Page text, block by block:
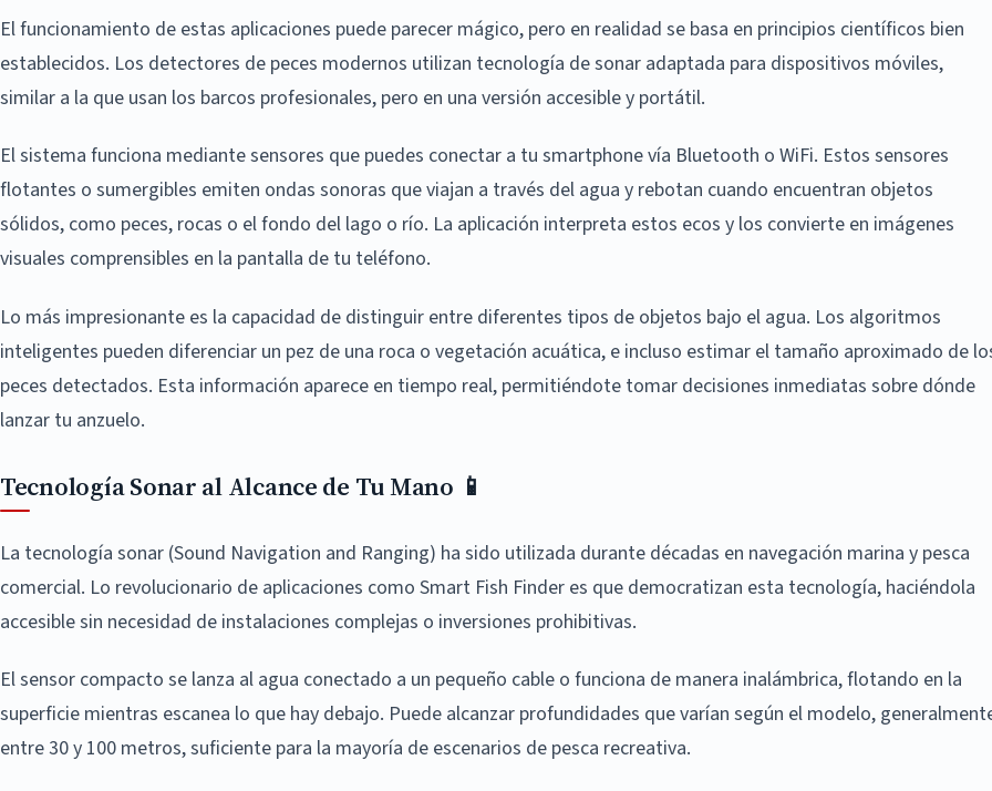
El funcionamiento de estas aplicaciones puede parecer mágico, pero en realidad se basa en principios científicos bien
establecidos. Los detectores de peces modernos utilizan tecnología de sonar adaptada para dispositivos móviles,
similar a la que usan los barcos profesionales, pero en una versión accesible y portátil.
El sistema funciona mediante sensores que puedes conectar a tu smartphone vía Bluetooth o WiFi. Estos sensores
flotantes o sumergibles emiten ondas sonoras que viajan a través del agua y rebotan cuando encuentran objetos
sólidos, como peces, rocas o el fondo del lago o río. La aplicación interpreta estos ecos y los convierte en imágenes
visuales comprensibles en la pantalla de tu teléfono.
Lo más impresionante es la capacidad de distinguir entre diferentes tipos de objetos bajo el agua. Los algoritmos
inteligentes pueden diferenciar un pez de una roca o vegetación acuática, e incluso estimar el tamaño aproximado de
peces detectados. Esta información aparece en tiempo real, permitiéndote tomar decisiones inmediatas sobre dónde
lanzar tu anzuelo.
Tecnología Sonar al Alcance de Tu Mano 📱
La tecnología sonar (Sound Navigation and Ranging) ha sido utilizada durante décadas en navegación marina y pesca
comercial. Lo revolucionario de aplicaciones como Smart Fish Finder es que democratizan esta tecnología, haciéndola
accesible sin necesidad de instalaciones complejas o inversiones prohibitivas.
El sensor compacto se lanza al agua conectado a un pequeño cable o funciona de manera inalámbrica, flotando en la
superficie mientras escanea lo que hay debajo. Puede alcanzar profundidades que varían según el modelo,
entre 30 y 100 metros, suficiente para la mayoría de escenarios de pesca recreativa.